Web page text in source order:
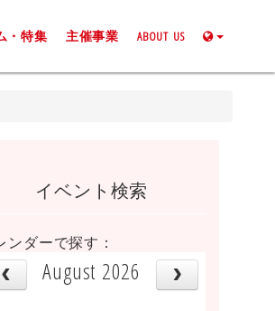
・特集 主催事業 ABOUT US
イベント検索
ンダーで探す：
August 2026